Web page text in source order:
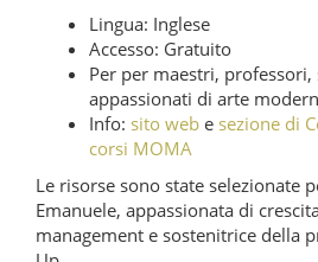
Lingua: Inglese
Accesso: Gratuito
Per per maestri,
appassionati di arte
Info: sito web e sezione di
corsi MOMA
Le risorse sono state selezionate
Emanuele, appassionata di
management e sostenitrice della